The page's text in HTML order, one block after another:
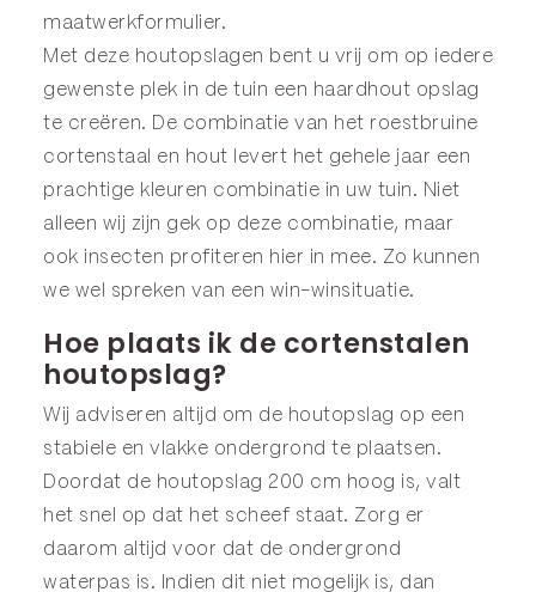
maatwerkformulier.
Met deze houtopslagen bent u vrij om op iedere
gewenste plek in de tuin een haardhout opslag
te creëren. De combinatie van het roestbruine
cortenstaal en hout levert het gehele jaar een
prachtige kleuren combinatie in uw tuin. Niet
alleen wij zijn gek op deze combinatie, maar
ook insecten profiteren hier in mee. Zo kunnen
we wel spreken van een win-winsituatie.
Hoe plaats ik de cortenstalen
houtopslag?
Wij adviseren altijd om de houtopslag op een
stabiele en vlakke ondergrond te plaatsen.
Doordat de houtopslag 200 cm hoog is, valt
het snel op dat het scheef staat. Zorg er
daarom altijd voor dat de ondergrond
waterpas is. Indien dit niet mogelijk is, dan